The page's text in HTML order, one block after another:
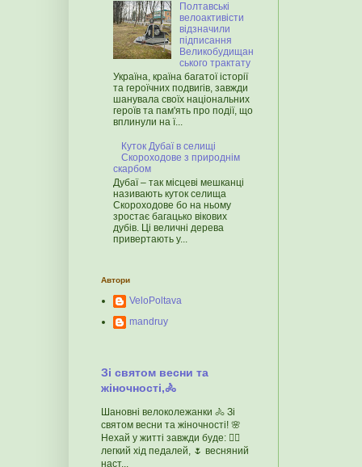
Полтавські
велоактивісти
відзначили
підписання
Великобудищан
ського трактату
Україна, країна багатої історії
та героїчних подвигів, завжди
шанувала своїх національних
героїв та пам'ять про події, що
вплинули на ї...
Куток Дубаї в селищі
Скороходове з природнім
скарбом
Дубаї – так місцеві мешканці
називають куток селища
Скороходове бо на ньому
зростає багацько вікових
дубів. Ці величні дерева
привертають у...
Автори
VeloPoltava
mandruy
Зі святом весни та
жіночності,🚴
Шановні велоколежанки 🚴 Зі
святом весни та жіночності! 🌸
Нехай у житті завжди буде: 🚴‍♀️
легкий хід педалей, 🌷 весняний
наст...